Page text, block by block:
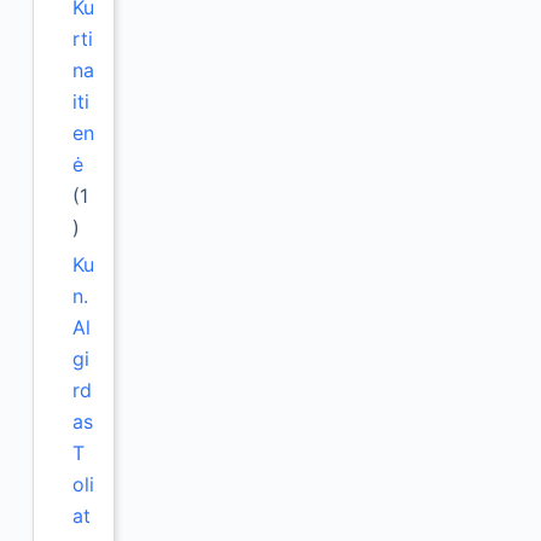
Ku
rti
na
iti
en
ė
(1
)
Ku
n.
Al
gi
rd
as
T
oli
at